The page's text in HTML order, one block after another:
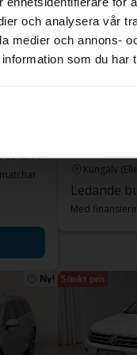
och analysera vår
medier och annons-
information som du har
så kan vi
Kungälv
Ledande
Med
Ny! Sänkt pris